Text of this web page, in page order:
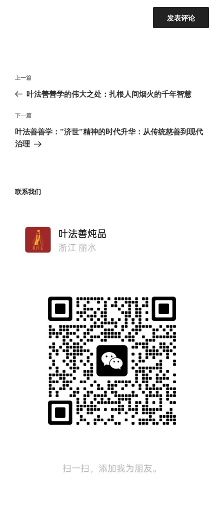
文
导
航
上
一
文
章
上一篇
叶法善善学的伟大之处：扎根人间烟火的千年智慧
下
一
篇
下一篇
叶法善善学：”济世”精神的时代升华：从传统慈善到现代
治理
联系我们